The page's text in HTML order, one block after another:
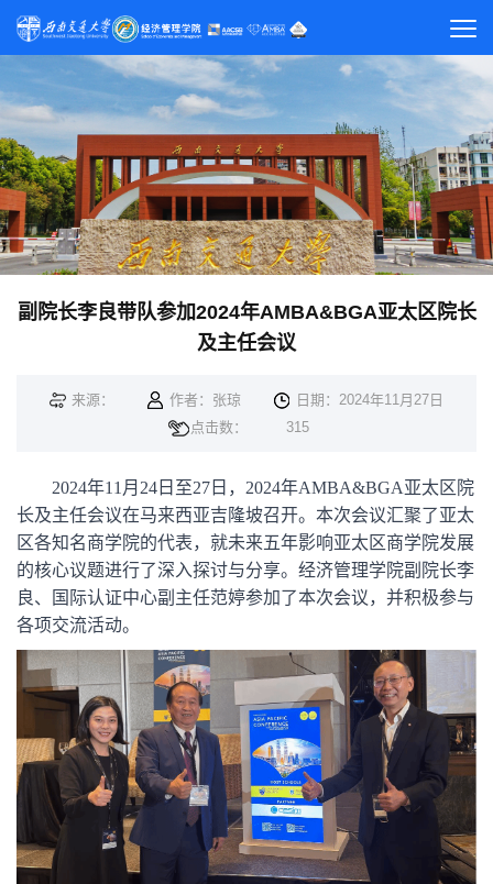
副院长李良带队参加2024年AMBA&BGA亚太区院长
及主任会议
来源： 作者：张琼
日期：2024年11月27日
点击数：
315
2024年11月24日至27日，2024年AMBA&BGA亚太区院
长及主任会议在马来西亚吉隆坡召开。本次会议汇聚了亚太
区各知名商学院的代表，就未来五年影响亚太区商学院发展
的核心议题进行了深入探讨与分享。经济管理学院副院长李
良、国际认证中心副主任范婷参加了本次会议，并积极参与
各项交流活动。